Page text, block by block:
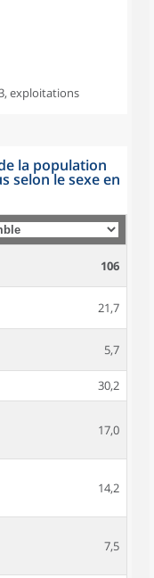
exploitations
la population
selon le sexe en
106
21,7
5,7
30,2
17,0
14,2
7,5